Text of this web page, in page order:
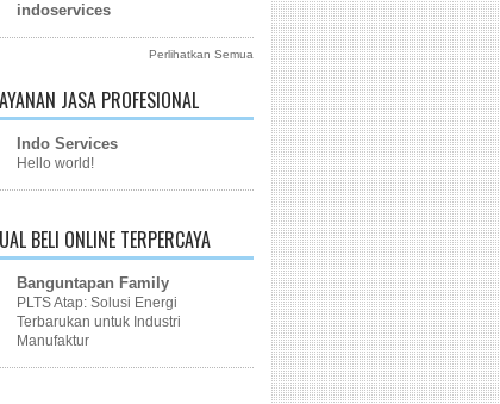
indoservices
Perlihatkan Semua
JASA PROFESIONAL
Indo Services
Hello world!
BELI ONLINE TERPERCAYA
Banguntapan Family
PLTS Atap: Solusi Energi
Terbarukan untuk Industri
Manufaktur